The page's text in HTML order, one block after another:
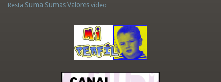
Resta Suma Sumas Valores vídeo